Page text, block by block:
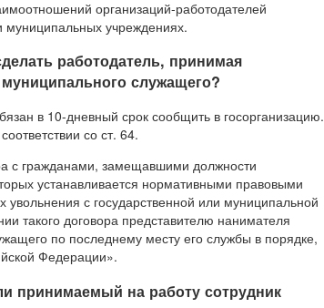
организаций-работодателей
муниципальных учреждениях.
работодатель, принимая
служащего?
в 10-дневный срок сообщить в госорганизацию.
со ст. 64.
с гражданами, замещавшими должности
устанавливается нормативными правовыми
с государственной или муниципальной
такого договора представителю нанимателя
по последнему месту его службы в порядке,
Федерации».
принимаемый на работу сотрудник